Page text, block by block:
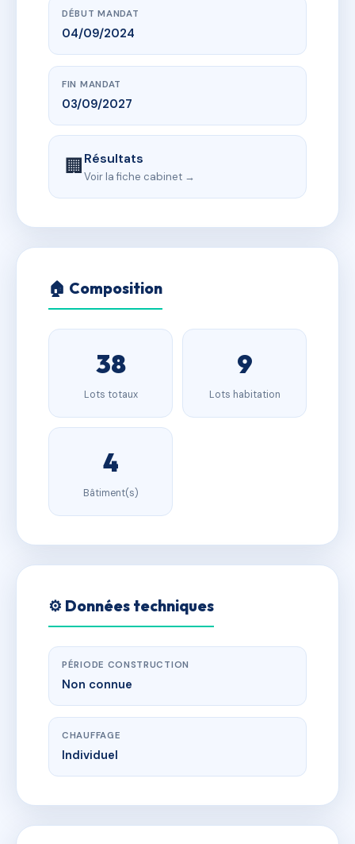
DÉBUT MANDAT
04/09/2024
FIN MANDAT
03/09/2027
🏢Résultats
Voir la fiche cabinet →
🏠 Composition
38
Lots totaux
9
Lots habitation
4
Bâtiment(s)
⚙️ Données techniques
PÉRIODE CONSTRUCTION
Non connue
CHAUFFAGE
Individuel